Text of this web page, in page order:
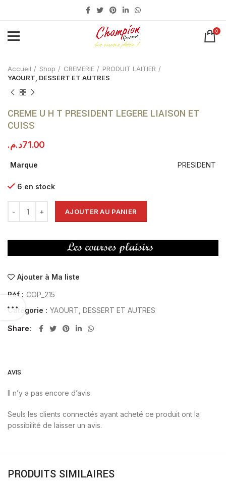
0
Accueil Shop CREMERIE
PRODUIT LAITIER
YAOURT, DESSERT ET AUTRES
CREME U H T PRESIDENT LEGERE LIAISON ET
CUISS
71.00د.م.
Marque PRESIDENT
6 en stock
AJOUTER AU PANIER
Ajouter à Ma liste
Réf : COP_215
Catégorie : YAOURT, DESSERT ET AUTRES
Share
AVIS
Il n’y a pas encore d’avis.
Seuls les clients connectés ayant acheté ce produit ont la
possibilité de laisser un avis.
PRODUITS SIMILAIRES